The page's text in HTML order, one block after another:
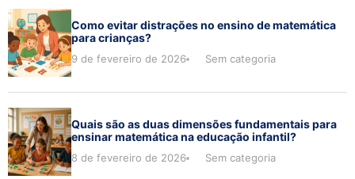
Como evitar distrações no ensino de matemática
para crianças?
9 de fevereiro de 2026 Sem categoria
Quais são as duas dimensões fundamentais para
ensinar matemática na educação infantil?
8 de fevereiro de 2026 Sem categoria